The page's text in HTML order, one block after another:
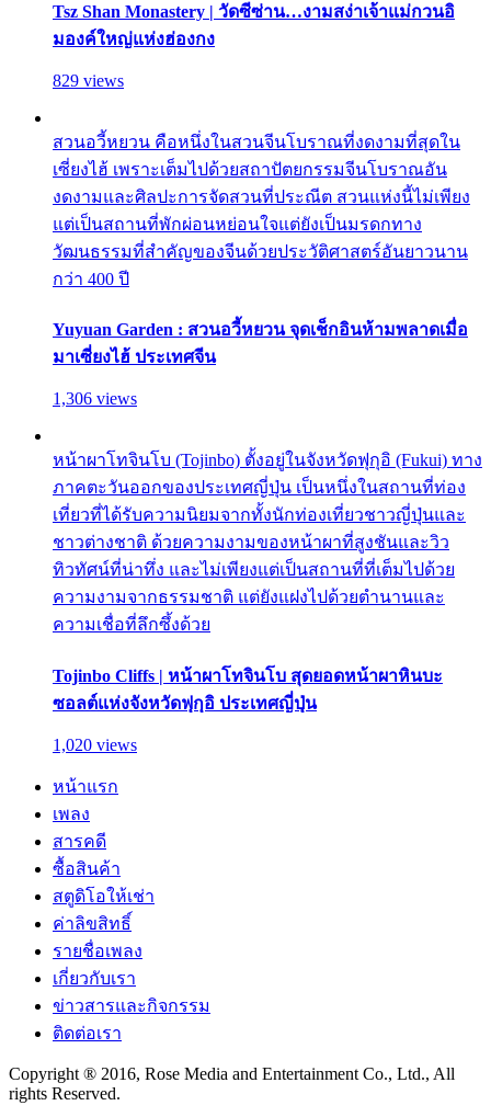
Tsz Shan Monastery | วัดซีซ่าน…งามสง่าเจ้าแม่กวนอิ
มองค์ใหญ่แห่งฮ่องกง
829 views
สวนอวี้หยวน คือหนึ่งในสวนจีนโบราณที่งดงามที่สุดใน
เซี่ยงไฮ้ เพราะเต็มไปด้วยสถาปัตยกรรมจีนโบราณอัน
งดงามและศิลปะการจัดสวนที่ประณีต สวนแห่งนี้ไม่เพียง
แต่เป็นสถานที่พักผ่อนหย่อนใจแต่ยังเป็นมรดกทาง
วัฒนธรรมที่สำคัญของจีนด้วยประวัติศาสตร์อันยาวนาน
กว่า 400 ปี
Yuyuan Garden : สวนอวี้หยวน จุดเช็กอินห้ามพลาดเมื่อ
มาเซี่ยงไฮ้ ประเทศจีน
1,306 views
หน้าผาโทจินโบ (Tojinbo) ตั้งอยู่ในจังหวัดฟุกุอิ (Fukui) ทาง
ภาคตะวันออกของประเทศญี่ปุ่น เป็นหนึ่งในสถานที่ท่อง
เที่ยวที่ได้รับความนิยมจากทั้งนักท่องเที่ยวชาวญี่ปุ่นและ
ชาวต่างชาติ ด้วยความงามของหน้าผาที่สูงชันและวิว
ทิวทัศน์ที่น่าทึ่ง และไม่เพียงแต่เป็นสถานที่ที่เต็มไปด้วย
ความงามจากธรรมชาติ แต่ยังแฝงไปด้วยตำนานและ
ความเชื่อที่ลึกซึ้งด้วย
Tojinbo Cliffs | หน้าผาโทจินโบ สุดยอดหน้าผาหินบะ
ซอลต์แห่งจังหวัดฟุกุอิ ประเทศญี่ปุ่น
1,020 views
หน้าแรก
เพลง
สารคดี
ซื้อสินค้า
สตูดิโอให้เช่า
ค่าลิขสิทธิ์
รายชื่อเพลง
เกี่ยวกับเรา
ข่าวสารและกิจกรรม
ติดต่อเรา
Copyright ® 2016, Rose Media and Entertainment Co., Ltd., All
rights Reserved.